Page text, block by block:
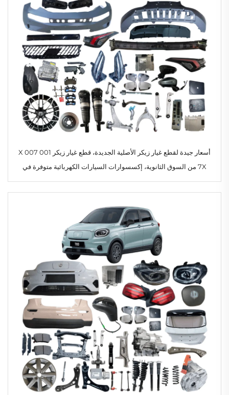
أسعار جيدة لقطع غيار زيكر الأصلية الجديدة، قطع غيار زيكر 001 007 X
7X من السوق الثانوية، إكسسوارات السيارات الكهربائية متوفرة في
المخزون